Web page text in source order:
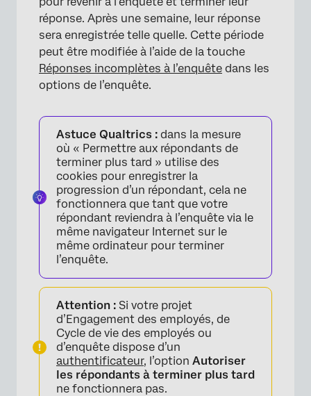
réponse. Après une semaine, leur réponse
sera enregistrée telle quelle. Cette période
peut être modifiée à l’aide de la touche
Réponses incomplètes à l’enquête dans les
options de l’enquête.
Astuce Qualtrics : dans la mesure
où « Permettre aux répondants de
terminer plus tard » utilise des
cookies pour enregistrer la
progression d’un répondant, cela ne
fonctionnera que tant que votre
répondant reviendra à l’enquête via le
même navigateur Internet sur le
même ordinateur pour terminer
l’enquête.
Attention : Si votre projet
d’Engagement des employés, de
Cycle de vie des employés ou
d’enquête dispose d’un
authentificateur, l’option Autoriser
les répondants à terminer plus tard
ne fonctionnera pas.